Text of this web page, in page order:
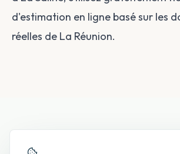
d'estimation en ligne basé sur les
réelles de La Réunion.